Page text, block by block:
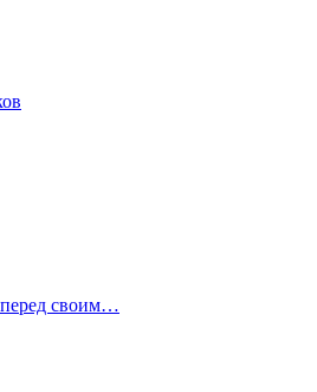
перед своим…